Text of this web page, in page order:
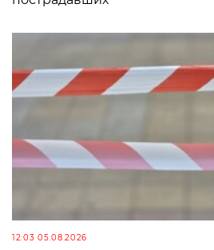
12:03 05.08.2026